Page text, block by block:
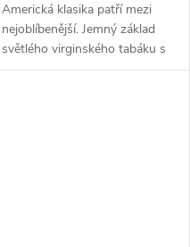
Americká klasika patří mezi
nejoblíbenější. Jemný základ
světlého virginského tabáku s
sebou nese nenápadné lehce